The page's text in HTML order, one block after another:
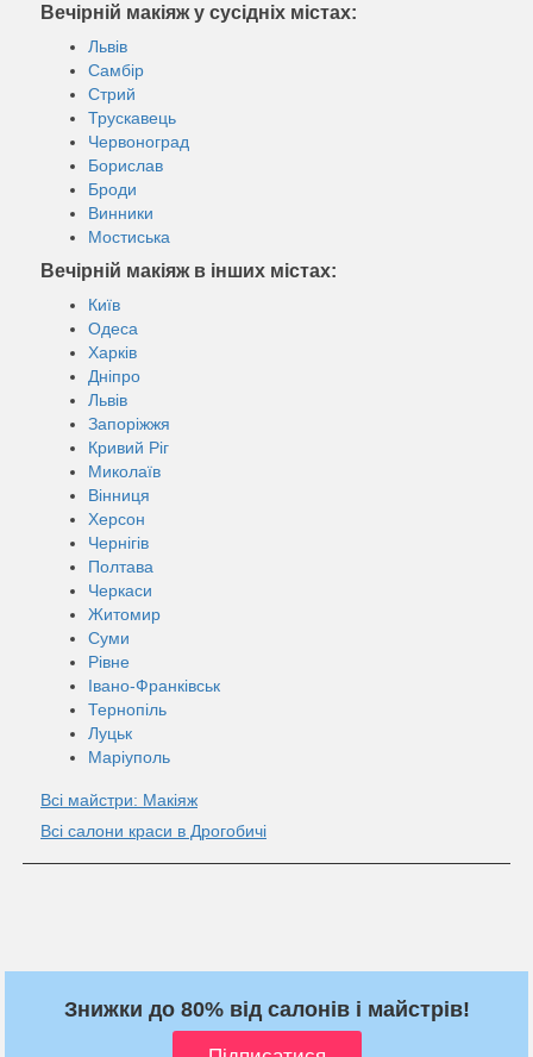
Вечірній макіяж у сусідніх містах:
Львів
Самбір
Стрий
Трускавець
Червоноград
Борислав
Броди
Винники
Мостиська
Вечірній макіяж в інших містах:
Київ
Одеса
Харків
Дніпро
Львів
Запоріжжя
Кривий Ріг
Миколаїв
Вінниця
Херсон
Чернігів
Полтава
Черкаси
Житомир
Суми
Рівне
Івано-Франківськ
Тернопіль
Луцьк
Маріуполь
Всі майстри: Макіяж
Всі салони краси в Дрогобичі
Знижки до 80% від салонів і майстрів!